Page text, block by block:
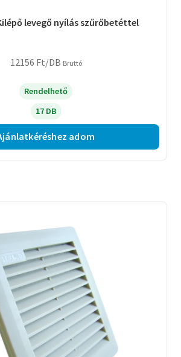
levegő nyílás szűrőbetéttel
12156 Ft/DB Bruttó
Rendelhető
17 DB
adom